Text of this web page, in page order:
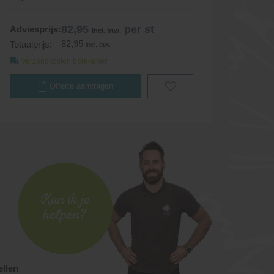
Adviesprijs: incl. btw.
Totaalprijs: 82,95 incl. btw.
Verzendkosten berekenen
Offerte aanvragen
Kan ik je
helpen?